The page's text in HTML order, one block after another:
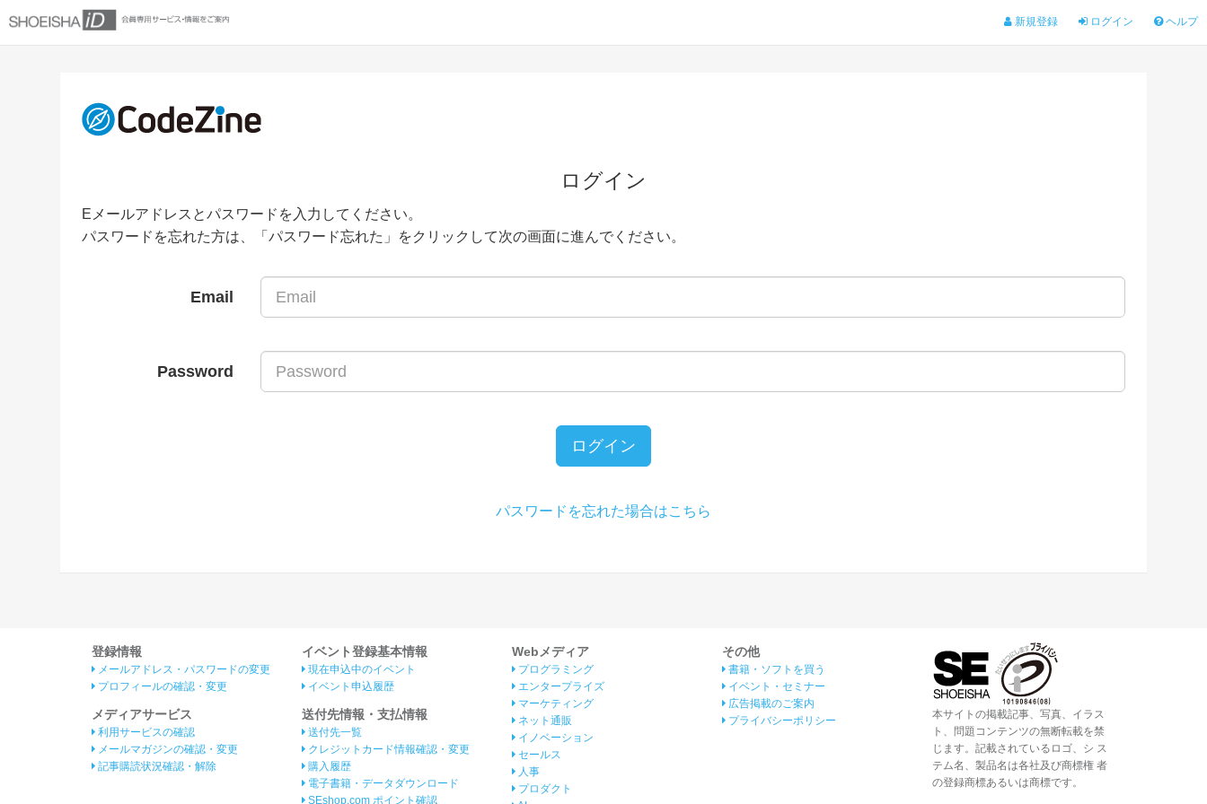
新規登録 ログイン ヘルプ
ログイン
Eメールアドレスとパスワードを入力してください。
パスワードを忘れた方は、「パスワード忘れた」をクリックして次の画面に進んでください。
Email
Password
ログイン
パスワードを忘れた場合はこちら
登録情報
メールアドレス・パスワードの変更
プロフィールの確認・変更
メディアサービス
利用サービスの確認
メールマガジンの確認・変更
記事購読状況確認・解除
イベント登録基本情報
現在申込中のイベント
イベント申込履歴
送付先情報・支払情報
送付先一覧
クレジットカード情報確認・変更
購入履歴
電子書籍・データダウンロード
SEshop.com ポイント確認
Webメディア
プログラミング
エンタープライズ
マーケティング
ネット通販
イノベーション
セールス
人事
プロダクト
その他
書籍・ソフトを買う
イベント・セミナー
広告掲載のご案内
プライバシーポリシー
本サイトの掲載記事、写真、イラス
ト、問題コンテンツの無断転載を禁
じます。記載されているロゴ、シ ス
テム名、製品名は各社及び商標権 者
の登録商標あるいは商標です。